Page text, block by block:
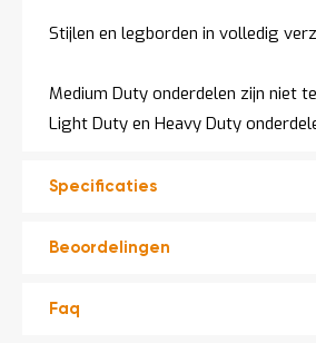
Stijlen en legborden in volledig
Medium Duty onderdelen zijn niet
Light Duty en Heavy Duty
Specificaties
Beoordelingen
Faq